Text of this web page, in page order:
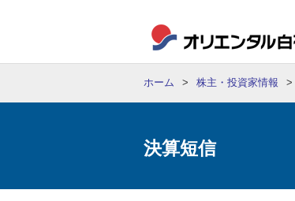
ホーム 株主・投資家情報
決算短信